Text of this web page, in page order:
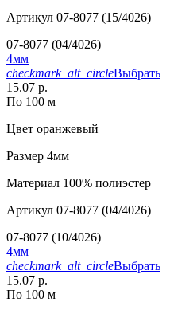
Артикул 07-8077 (15/4026)
07-8077 (04/4026)
4мм
checkmark_alt_circleВыбрать
15.07 р.
По 100 м
Цвет оранжевый
Размер 4мм
Материал 100% полиэстер
Артикул 07-8077 (04/4026)
07-8077 (10/4026)
4мм
checkmark_alt_circleВыбрать
15.07 р.
По 100 м